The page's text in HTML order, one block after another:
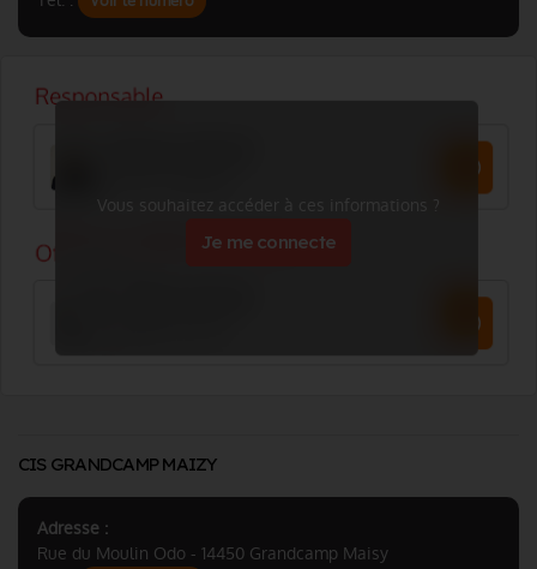
Vous souhaitez accéder à ces informations ?
Je me connecte
CIS GRANDCAMP MAIZY
Adresse :
Rue du Moulin Odo - 14450 Grandcamp Maisy